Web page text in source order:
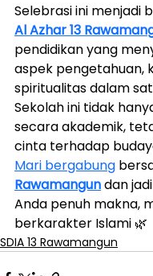
Selebrasi ini menjadi
Al Azhar 13
pendidikan yang
aspek pengetahuan,
spiritualitas dalam
Sekolah ini tidak
secara akademik,
cinta terhadap
Mari bergabung
Rawamangun dan
Anda penuh makna,
berkarakter Islami 🌿
SDIA 13 Rawamangun